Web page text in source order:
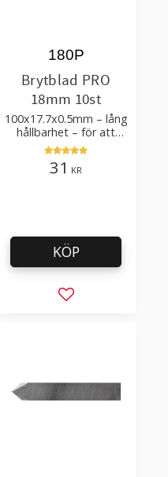
Brytblad PRO
18mm 10st
100x17.7x0.5mm – lång
hållbarhet – för att
skära kartong, tapet
och golvmaterial
180P
31 KR
Lägg till i
KÖP